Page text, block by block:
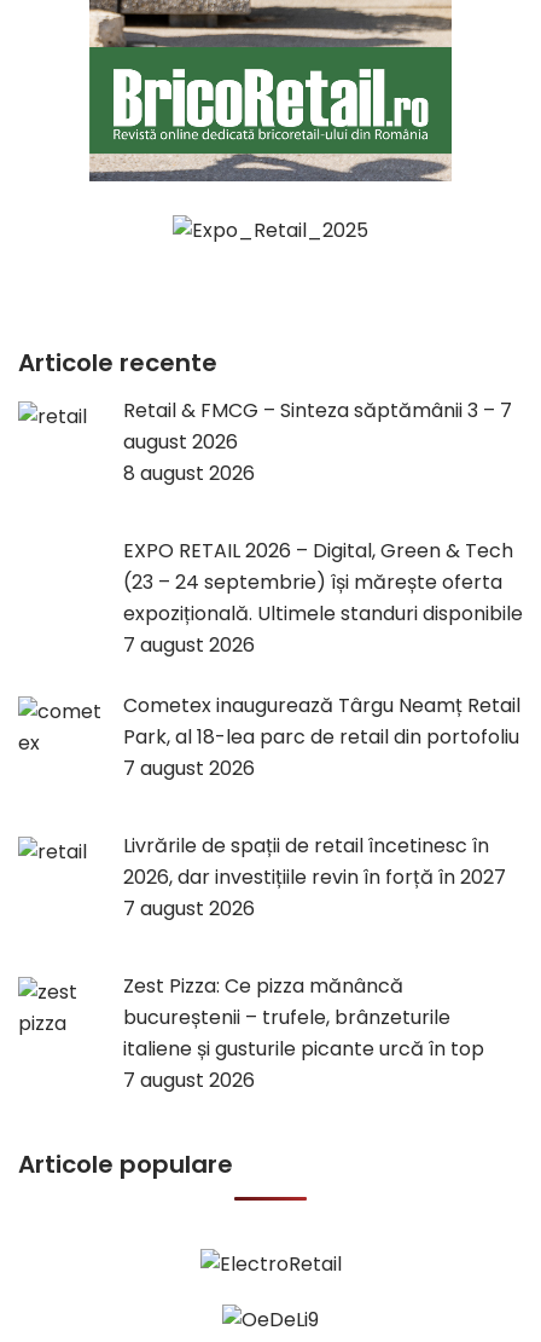
Articole recente
Retail & FMCG – Sinteza săptămânii 3 – 7
august 2026
8 august 2026
EXPO RETAIL 2026 – Digital, Green & Tech
(23 – 24 septembrie) își mărește oferta
expozițională. Ultimele standuri disponibile
7 august 2026
Cometex inaugurează Târgu Neamț Retail
Park, al 18-lea parc de retail din portofoliu
7 august 2026
Livrările de spații de retail încetinesc în
2026, dar investițiile revin în forță în 2027
7 august 2026
Zest Pizza: Ce pizza mănâncă
bucureștenii – trufele, brânzeturile
italiene și gusturile picante urcă în top
7 august 2026
Articole populare